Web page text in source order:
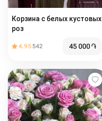
Корзина с белых кустовых
роз
4.95542 45 000֏